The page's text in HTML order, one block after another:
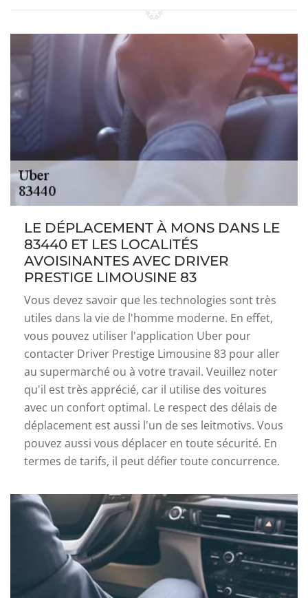
LE DÉPLACEMENT À MONS DANS LE
83440 ET LES LOCALITÉS
AVOISINANTES AVEC DRIVER
PRESTIGE LIMOUSINE 83
Vous devez savoir que les technologies sont très
utiles dans la vie de l'homme moderne. En effet,
vous pouvez utiliser l'application Uber pour
contacter Driver Prestige Limousine 83 pour aller
au supermarché ou à votre travail. Veuillez noter
qu'il est très apprécié, car il utilise des voitures
avec un confort optimal. Le respect des délais de
déplacement est aussi l'un de ses leitmotivs. Vous
pouvez aussi vous déplacer en toute sécurité. En
termes de tarifs, il peut défier toute concurrence.